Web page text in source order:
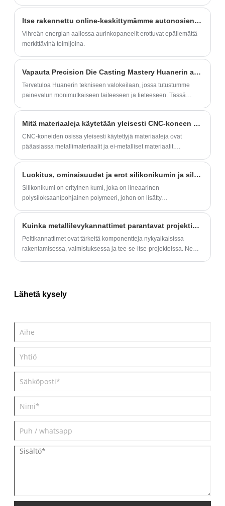
Säädettävä lankahylly voidaan räätälöidä ja
varustaa pyörillä, ja hyllyn suunnittelu on
irrotettava.
Itse rakennettu online-keskittymämme autonosien metallilevyvalmistukseen
Vihreän energian aallossa aurinkopaneelit erottuvat epäilemättä
merkittävinä toimijoina.
Vapauta Precision Die Casting Mastery Huanerin avulla
Tervetuloa Huanerin tekniseen valokeilaan, jossa tutustumme
painevalun monimutkaiseen taiteeseen ja tieteeseen. Tässä
on tunnettu tarkkuussuunnittelustaan ​​ja metallinvalmistuksen
asiantuntemuksestaan.
Mitä materiaaleja käytetään yleisesti CNC-koneen osiin?
CNC-koneiden osissa yleisesti käytettyjä materiaaleja ovat
pääasiassa metallimateriaalit ja ei-metalliset materiaalit‌.
Luokitus, ominaisuudet ja erot silikonikumin ja silikonin välillä.
Silikonikumi on erityinen kumi, joka on lineaarinen
polysiloksaanipohjainen polymeeri, johon on lisätty
Kuinka metallilevykannattimet parantavat projektiasi?
Peltikannattimet ovat tärkeitä komponentteja nykyaikaisissa
rakentamisessa, valmistuksessa ja tee-se-itse-projekteissa. Ne
tekemään tietoisia valintoja.
Lähetä kysely